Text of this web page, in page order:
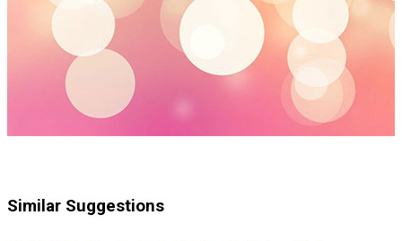
Similar Suggestions